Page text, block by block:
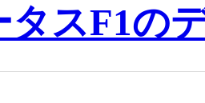
タスF1の